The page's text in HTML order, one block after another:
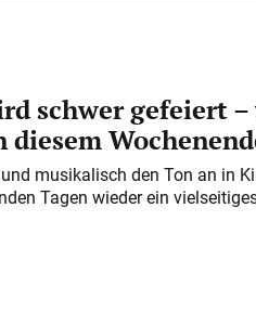
schwer gefeiert –
musikalisch den Ton an in
Tagen wieder ein